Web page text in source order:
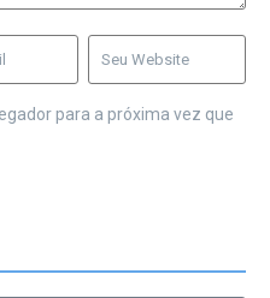
para a próxima vez que